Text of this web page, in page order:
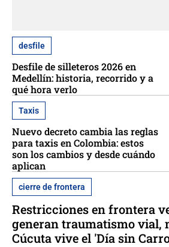
desfile
Desfile de silleteros 2026 en
Medellín: historia, recorrido y a
qué hora verlo
Taxis
Nuevo decreto cambia las reglas
para taxis en Colombia: estos
son los cambios y desde cuándo
aplican
cierre de frontera
Restricciones en frontera
generan traumatismo vial,
Cúcuta vive el 'Día sin